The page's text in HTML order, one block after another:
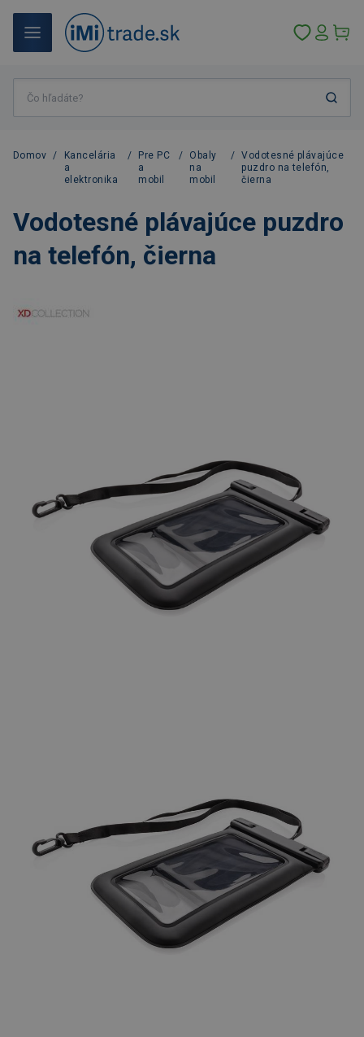
Domov /
Kancelária
a
elektronika
/
Pre PC
a
mobil
/
Obaly
na
mobil
/ Vodotesné plávajúce
puzdro na telefón,
čierna
Vodotesné plávajúce puzdro
na telefón, čierna